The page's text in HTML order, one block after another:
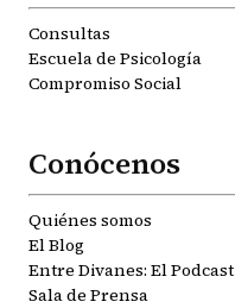
Consultas
Escuela de Psicología
Compromiso Social
Conócenos
Quiénes somos
El Blog
Entre Divanes: El Podcast
Sala de Prensa